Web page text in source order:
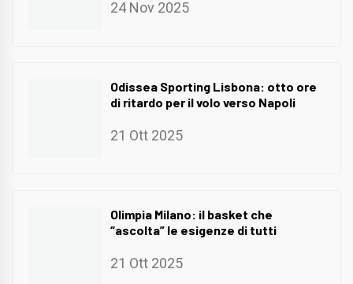
24 Nov 2025
Odissea Sporting Lisbona: otto ore
di ritardo per il volo verso Napoli
21 Ott 2025
Olimpia Milano: il basket che
“ascolta” le esigenze di tutti
21 Ott 2025